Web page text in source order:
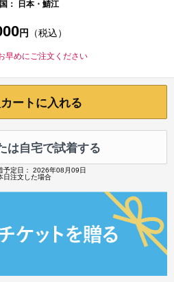
：
日本・鯖江
円 （税込）
早めにご注文ください
ートに入れる
は自宅で試着する
予定日： 2026年08月09日
日注文した場合